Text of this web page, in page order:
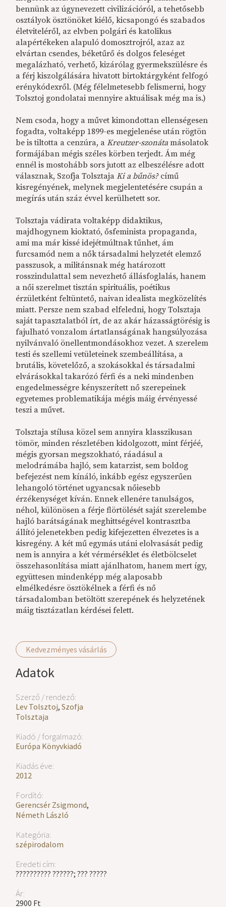
Kedvezményes vásárlás
Adatok
Szerző / rendező:
Lev Tolsztoj,Szofja
Tolsztaja
Kiadó / forgalmazó:
Európa Könyvkiadó
Kiadás éve:
2012
Fordító:
Gerencsér Zsigmond,
Németh László
Kategória:
szépirodalom
Eredeti cím:
?????????? ??????; ??? ?????
Ár:
2900 Ft
bennünk az úgynevezett civilizációról, a tehetősebb
osztályok ösztönöket kiélő, kicsapongó és szabados
életviteléről, az elvben polgári és katolikus
alapértékeken alapuló domosztrojról, azaz az
elvártan csendes, béketűrő és dolgos feleséget
megalázható, verhető, kizárólag gyermekszülésre és
a férj kiszolgálására hivatott birtoktárgyként felfogó
erénykódexről. (Még félelmetesebb felismerni, hogy
Tolsztoj gondolatai mennyire aktuálisak még ma is.)
Nem csoda, hogy a művet kimondottan ellenségesen
fogadta, voltaképp 1899-es megjelenése után rögtön
be is tiltotta a cenzúra, aKreutzer-szonáta másolatok
formájában mégis széles körben terjedt. Ám még
ennél is mostohább sors jutott az elbeszélésre adott
válasznak, Szofja TolsztajaKi a bűnös?című
kisregényének, melynek megjelentetésére csupán a
megírás után száz évvel kerülhetett sor.
Tolsztaja vádirata voltaképp didaktikus,
majdhogynem kioktató, ősfeminista propaganda,
ami ma már kissé idejétmúltnak tűnhet, ám
furcsamód nem a nők társadalmi helyzetét elemző
passzusok, a militánsnak még határozott
rosszindulattal sem nevezhető állásfoglalás, hanem
a női szerelmet tisztán spirituális, poétikus
érzületként feltüntető, naivan idealista megközelítés
miatt. Persze nem szabad elfeledni, hogy Tolsztaja
saját tapasztalatból írt, de az akár házasságtörésig is
fajulható vonzalom ártatlanságának hangsúlyozása
nyilvánvaló önellentmondásokhoz vezet. A szerelem
testi és szellemi vetületeinek szembeállítása, a
brutális, követelőző, a szokásokkal és társadalmi
elvárásokkal takarózó férfi és a neki mindenben
engedelmességre kényszerített nő szerepeinek
egyetemes problematikája mégis máig érvényessé
teszi a művet.
Tolsztaja stílusa közel sem annyira klasszikusan
tömör, minden részletében kidolgozott, mint férjéé,
mégis gyorsan megszokható, ráadásul a
melodrámába hajló, sem katarzist, sem boldog
befejezést nem kínáló, inkább egész egyszerűen
lehangoló történet ugyancsak nőiesebb
érzékenységet kíván. Ennek ellenére tanulságos,
néhol, különösen a férje flörtölését saját szerelembe
hajló barátságának meghittségével kontrasztba
állító jelenetekben pedig kifejezetten élvezetes is a
kisregény. A két mű egymás utáni elolvasását pedig
nem is annyira a két vérmérséklet és életbölcselet
összehasonlítása miatt ajánlhatom, hanem mert így,
együttesen mindenképp még alaposabb
elmélkedésre ösztökélnek a férfi és nő
társadalomban betöltött szerepének és helyzetének
máig tisztázatlan kérdései felett.